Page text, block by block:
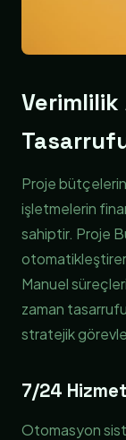
Verimlilik
Proje
işletmelerin
sahiptir. Proje
Manuel
zaman
stratejik
7/24
Otomasyon